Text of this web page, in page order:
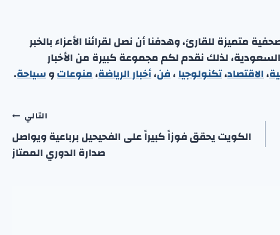
متميزة للقارئ، وهدفنا أن نصل لقرائنا الأعزاء بالخبر
لذلك نقدم لكم مجموعة كبيرة من الأخبار
،الاقتصاد،تكنولوجيا،فن،أخبار الرياضة،منوعاتوسياحة.
التالي
الكويت يحقق فوزاً كبيراً على الفحيحيل برباعية ويواصل
صدارة الدوري الممتاز